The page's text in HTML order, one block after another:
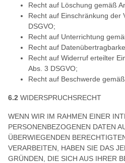
Recht auf Löschung gemäß
Recht auf Einschränkung der
DSGVO;
Recht auf Unterrichtung
Recht auf
Recht auf Widerruf erteilter
Abs. 3 DSGVO;
Recht auf Beschwerde
6.2 WIDERSPRUCHSRECHT
WENN WIR IM RAHMEN EINER
PERSONENBEZOGENEN DATEN
ÜBERWIEGENDEN
VERARBEITEN, HABEN SIE DAS
GRÜNDEN, DIE SICH AUS IHRER